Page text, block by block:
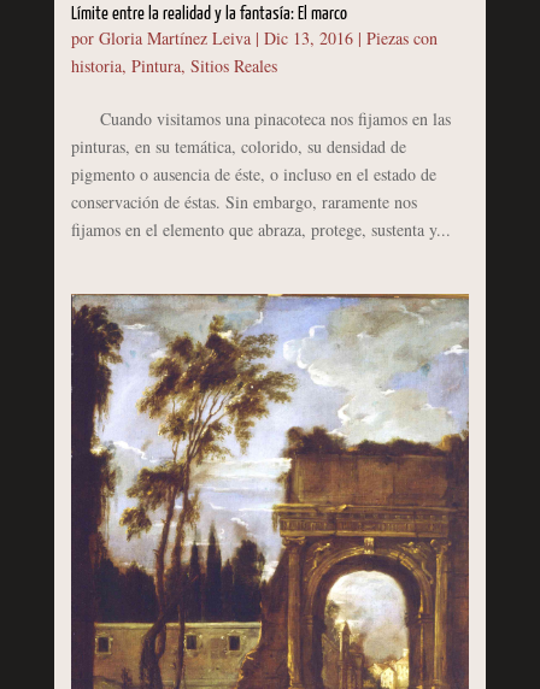
Límite entre la realidad y la fantasía: El marco
por Gloria Martínez Leiva| Dic 13, 2016| Piezas con
historia, Pintura, Sitios Reales
Cuando visitamos una pinacoteca nos fijamos en las
pinturas, en su temática, colorido, su densidad de
pigmento o ausencia de éste, o incluso en el estado de
conservación de éstas. Sin embargo, raramente nos
fijamos en el elemento que abraza, protege, sustenta y...